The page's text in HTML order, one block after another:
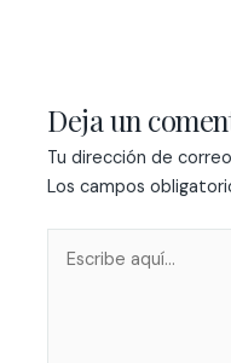
Deja un
Tu dirección de
Los campos
aquí...